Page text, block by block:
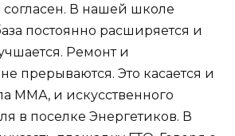
В нашей школе
постоянно расширяется и
Ремонт и
прерываются. Это касается и
ММА, и искусственного
в поселке Энергетиков. В